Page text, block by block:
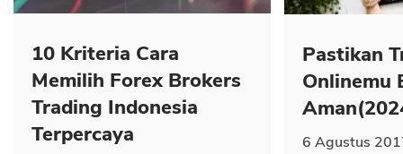
10 Kriteria Cara
Memilih Forex Brokers
Trading Indonesia
Terpercaya
Pastikan
Onlinemu
6 Agustus